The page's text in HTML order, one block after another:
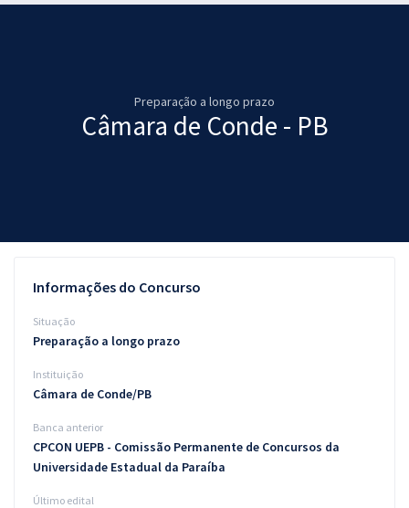
Cursos 20% OFF
Questões grátis
Blog
Aprovados
Preparação a longo prazo
Câmara de Conde - PB
Informações do Concurso
Situação
Preparação a longo prazo
Instituição
Câmara de Conde/PB
Banca anterior
CPCON UEPB - Comissão Permanente de Concursos da
Universidade Estadual da Paraíba
Último edital